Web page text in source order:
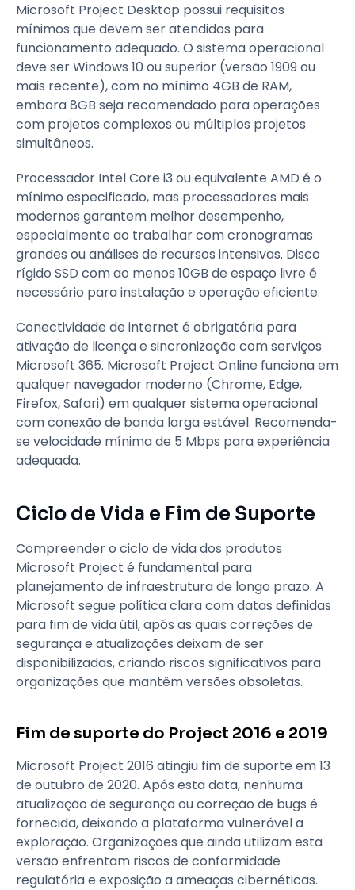
Microsoft Project Desktop possui requisitos
mínimos que devem ser atendidos para
funcionamento adequado. O sistema operacional
deve ser Windows 10 ou superior (versão 1909 ou
mais recente), com no mínimo 4GB de RAM,
embora 8GB seja recomendado para operações
com projetos complexos ou múltiplos projetos
simultâneos.
Processador Intel Core i3 ou equivalente AMD é o
mínimo especificado, mas processadores mais
modernos garantem melhor desempenho,
especialmente ao trabalhar com cronogramas
grandes ou análises de recursos intensivas. Disco
rígido SSD com ao menos 10GB de espaço livre é
necessário para instalação e operação eficiente.
Conectividade de internet é obrigatória para
ativação de licença e sincronização com serviços
Microsoft 365. Microsoft Project Online funciona em
qualquer navegador moderno (Chrome, Edge,
Firefox, Safari) em qualquer sistema operacional
com conexão de banda larga estável. Recomenda-
se velocidade mínima de 5 Mbps para experiência
adequada.
Ciclo de Vida e Fim de Suporte
Compreender o ciclo de vida dos produtos
Microsoft Project é fundamental para
planejamento de infraestrutura de longo prazo. A
Microsoft segue política clara com datas definidas
para fim de vida útil, após as quais correções de
segurança e atualizações deixam de ser
disponibilizadas, criando riscos significativos para
organizações que mantêm versões obsoletas.
Fim de suporte do Project 2016 e 2019
Microsoft Project 2016 atingiu fim de suporte em 13
de outubro de 2020. Após esta data, nenhuma
atualização de segurança ou correção de bugs é
fornecida, deixando a plataforma vulnerável a
exploração. Organizações que ainda utilizam esta
versão enfrentam riscos de conformidade
regulatória e exposição a ameaças cibernéticas.